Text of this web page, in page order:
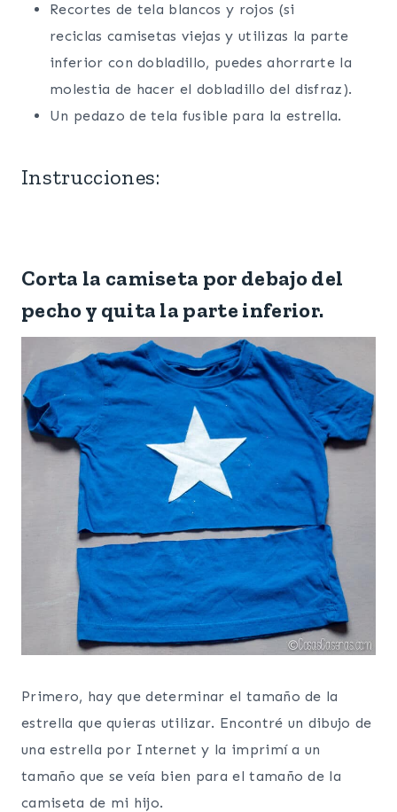
Recortes de tela blancos y rojos (si
reciclas camisetas viejas y utilizas la parte
inferior con dobladillo, puedes ahorrarte la
molestia de hacer el dobladillo del disfraz).
Un pedazo de tela fusible para la estrella.
Instrucciones:
Corta la camiseta por debajo del
pecho y quita la parte inferior.
Primero, hay que determinar el tamaño de la
estrella que quieras utilizar. Encontré un dibujo de
una estrella por Internet y la imprimí a un
tamaño que se veía bien para el tamaño de la
camiseta de mi hijo.